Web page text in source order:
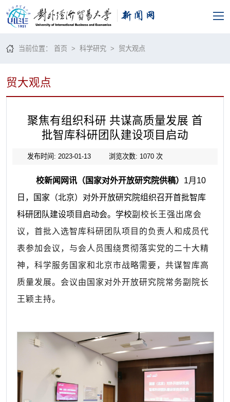
当前位置：首页 >科学研究 > 贸大观点
贸大观点
聚焦有组织科研 共谋高质量发展 首
批智库科研团队建设项目启动
发布时间: 2023-01-13 浏览次数: 1070次
校新闻网讯（国家对外开放研究院供稿） 1月10
日，国家（北京）对外开放研究院组织召开首批智库
科研团队建设项目启动会。学校副校长王强出席会
议，首批入选智库科研团队项目的负责人和成员代
表参加会议，与会人员围绕贯彻落实党的二十大精
神，科学服务国家和北京市战略需要，共谋智库高
质量发展。会议由国家对外开放研究院常务副院长
王颖主持。